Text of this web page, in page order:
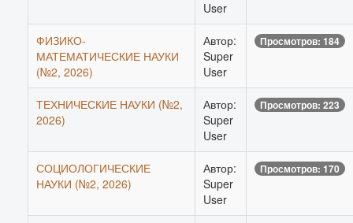
User
ФИЗИКО-
МАТЕМАТИЧЕСКИЕ НАУКИ
(№2, 2026)
Автор:
Super
User
Просмотров: 184
ТЕХНИЧЕСКИЕ НАУКИ (№2,
2026)
Автор:
Super
User
Просмотров: 223
СОЦИОЛОГИЧЕСКИЕ
НАУКИ (№2, 2026)
Автор:
Super
User
Просмотров: 170